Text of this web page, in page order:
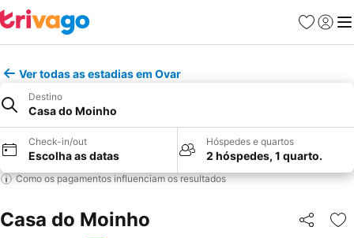
Favoritos
Iniciar
Ver todas as estadias em Ovar
Destino
Casa do Moinho
Check-in/out
Escolha as datas
Hóspedes e quartos
2 hóspedes, 1 quarto.
Como os pagamentos influenciam os resultados
Casa do Moinho Partilhar